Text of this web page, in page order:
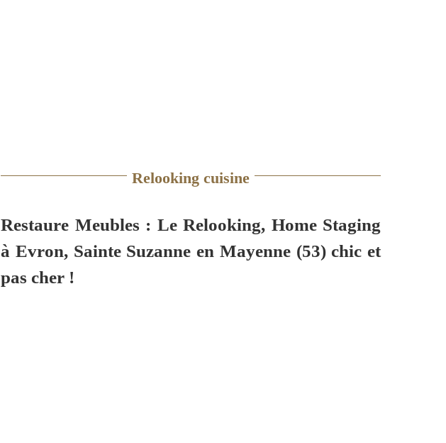
Relooking cuisine
Restaure Meubles : Le Relooking, Home Staging
à Evron, Sainte Suzanne en Mayenne (53) chic et
pas cher !